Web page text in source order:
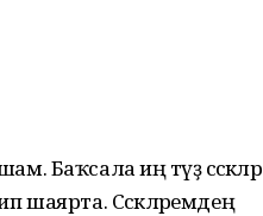
Баҡсала иң тәүҙә сәскәләр
шаярта. Сәскәләремдең